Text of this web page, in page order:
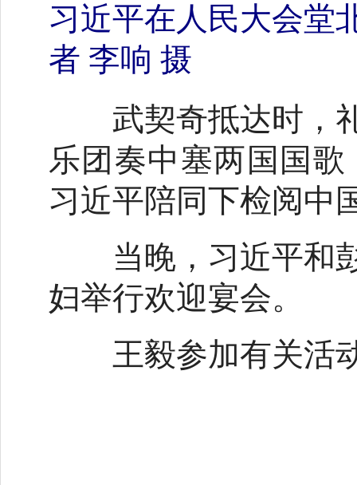
习近平在人民大会堂
者 李响 摄
武契奇抵达时，礼
乐团奏中塞两国国
习近平陪同下检阅中
当晚，习近平和彭
妇举行欢迎宴会。
王毅参加有关活